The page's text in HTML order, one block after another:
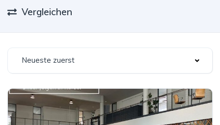
Vergleichen
Neueste zuerst